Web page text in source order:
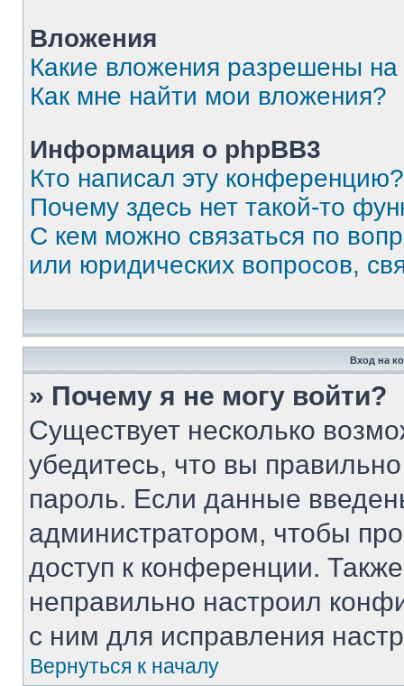
Вложения
Какие вложения разрешены
Как мне найти мои вложения?
Информация о phpBB3
Кто написал эту конференцию?
Почему здесь нет такой-то
С кем можно связаться по
или юридических вопросов,
Вход на
» Почему я не могу войти?
Существует несколько
убедитесь, что вы
пароль. Если данные
администратором, чтобы
доступ к конференции.
неправильно настроил
с ним для исправления
Вернуться к началу